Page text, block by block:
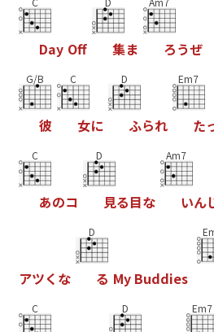
Day Of 集ま ろうぜ
G/B
彼
C
女に
D
ふられ
Em7
た
C
あのコ
D
見る目な
Am7
いん
アツく な
D
る My Buddies
C D Em7